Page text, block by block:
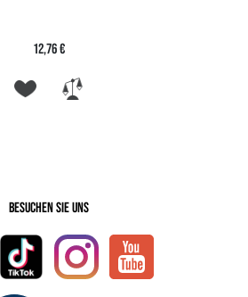
12,76 €
Besuchen Sie uns